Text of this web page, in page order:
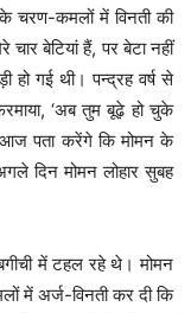
चरण-कमलों में विनती की
बेटियां हैं, पर बेटा नहीं
हो गई थी। पन्द्रह वर्ष से
‘अब तुम बूढ़े हो चुके
पता करेंगे कि मोमन के
दिन मोमन लोहार सुबह
में टहल रहे थे। मोमन
में अर्ज-विनती कर दी कि